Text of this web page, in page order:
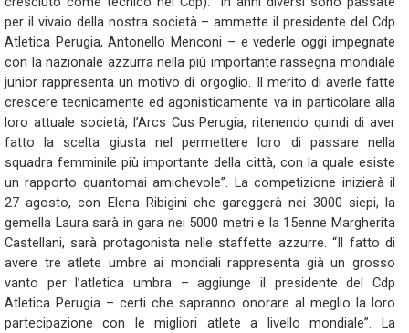
per il vivaio della nostra società – ammette il presidente del Cdp
Atletica Perugia, Antonello Menconi – e vederle oggi impegnate
con la nazionale azzurra nella più importante rassegna mondiale
junior rappresenta un motivo di orgoglio. Il merito di averle fatte
crescere tecnicamente ed agonisticamente va in particolare alla
loro attuale società, l’Arcs Cus Perugia, ritenendo quindi di aver
fatto la scelta giusta nel permettere loro di passare nella
squadra femminile più importante della città, con la quale esiste
un rapporto quantomai amichevole”. La competizione inizierà il
27 agosto, con Elena Ribigini che gareggerà nei 3000 siepi, la
gemella Laura sarà in gara nei 5000 metri e la 15enne Margherita
Castellani, sarà protagonista nelle staffette azzurre. “Il fatto di
avere tre atlete umbre ai mondiali rappresenta già un grosso
vanto per l’atletica umbra – aggiunge il presidente del Cdp
Atletica Perugia – certi che sapranno onorare al meglio la loro
partecipazione con le migliori atlete a livello mondiale”. La